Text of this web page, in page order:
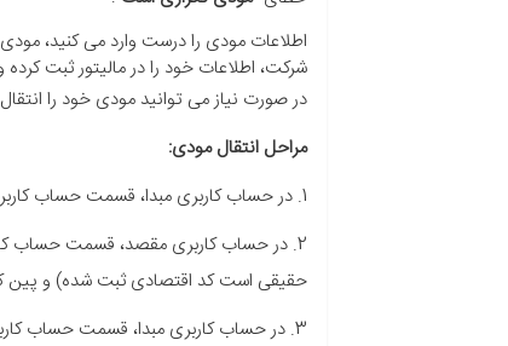
اطلاعات مودی را درست وارد می کنید،
شرکت، اطلاعات خود را در مالیتور ثبت
در صورت نیاز می توانید مودی خود را
مراحل انتقال مودی:
1. در حساب کاربری مبدا، قسمت حساب کاربری، انتقال مودی، انتقال مودی به دیگران، برای مودی پین کد می سازید.
2. در حساب کاربری مقصد، قسمت حساب
حقیقی است کد اقتصادی ثبت شده) و پین
3. در حساب کاربری مبدا، قسمت حساب کاربری، انتقال مودی، لیست درخواست ها، درخواست را تایید می کنید.